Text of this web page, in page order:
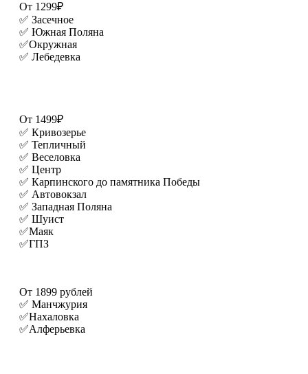
От 1299₽
✅ Засечное
✅ Южная Поляна
✅Окружная
✅ Лебедевка
От 1499₽
✅ Кривозерье
✅ Тепличный
✅ Веселовка
✅ Центр
✅ Карпинского до памятника Победы
✅ Автовокзал
✅ Западная Поляна
✅ Шуист
✅Маяк
✅ГПЗ
От 1899 рублей
✅ Манчжурия
✅Нахаловка
✅Алферьевка